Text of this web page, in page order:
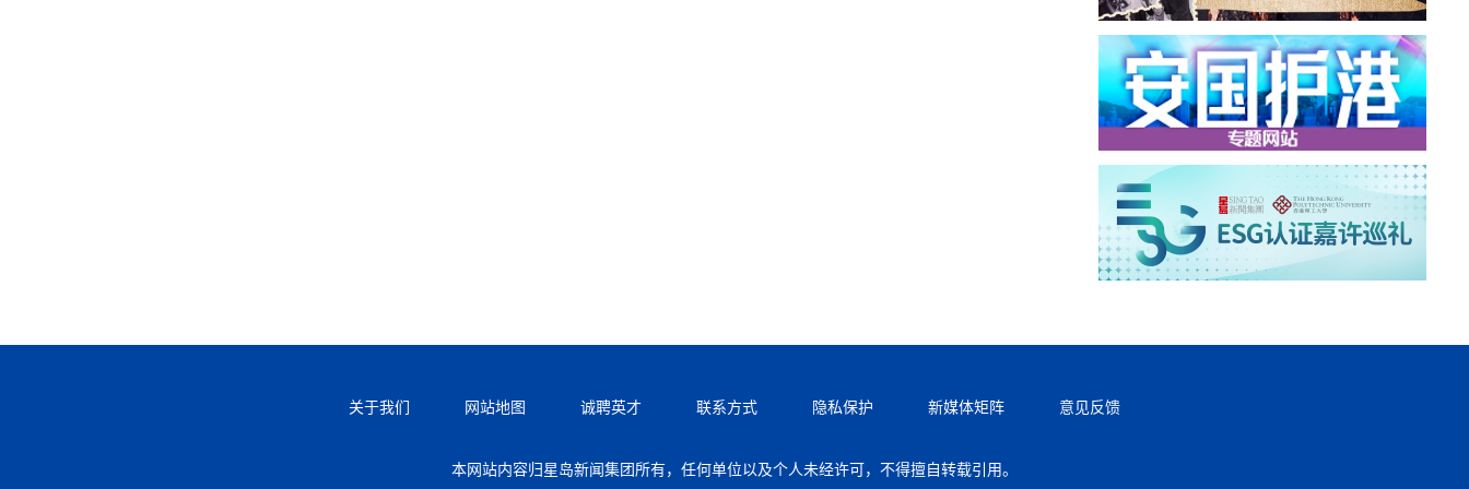
关于我们 网站地图 诚聘英才 联系方式 隐私保护 新媒体矩阵 意见反馈
本网站内容归星岛新闻集团所有，任何单位以及个人未经许可，不得擅自转载引用。